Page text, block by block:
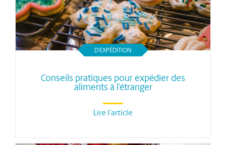
D’EXPÉDITION
Conseils pratiques pour expédier des
aliments à l’étranger
Lire l'article